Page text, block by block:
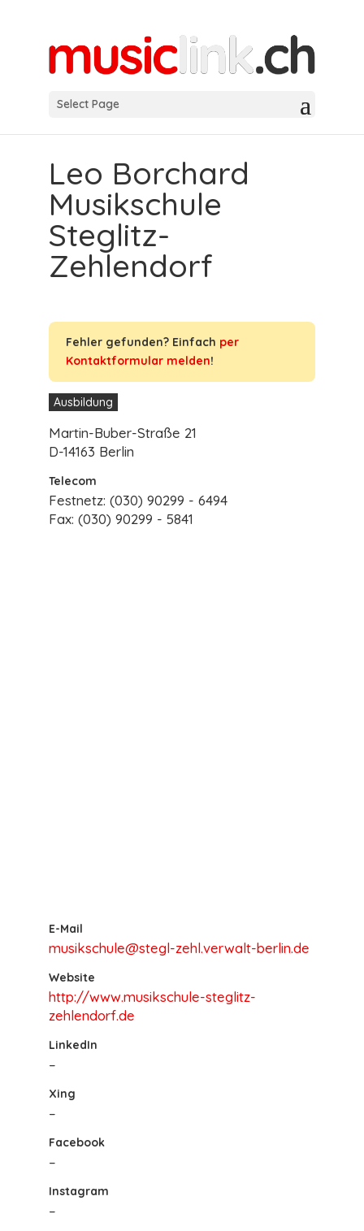
Select Page
Leo Borchard
Musikschule
Steglitz-
Zehlendorf
Fehler gefunden? Einfach per
Kontaktformular melden!
Ausbildung
Martin-Buber-Straße 21
D-14163 Berlin
Telecom
Festnetz: (030) 90299 - 6494
Fax: (030) 90299 - 5841
E-Mail
musikschule@stegl-zehl.verwalt-berlin.de
Website
http://www.musikschule-steglitz-
zehlendorf.de
LinkedIn
–
Xing
–
Facebook
–
Instagram
–